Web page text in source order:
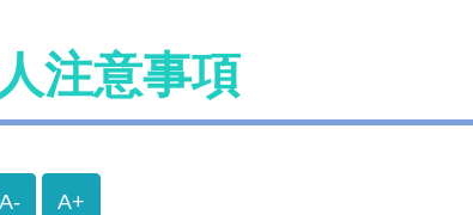
注意事項
A- A+